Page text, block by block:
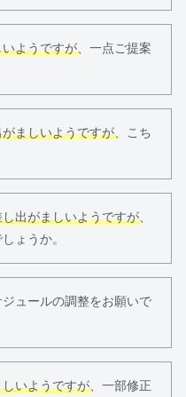
ようですが、一点ご提案
ましいようですが、こち
し出がましいようですが、
ょうか。
ジュールの調整をお願いで
いようですが、一部修正